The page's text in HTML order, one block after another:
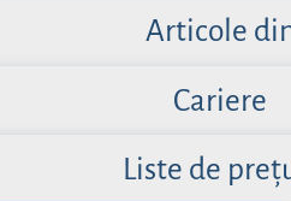
Articole
Cariere
Liste de